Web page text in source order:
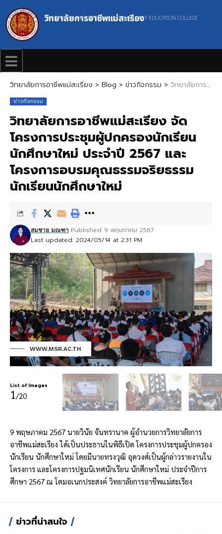
วิทยาลัยการอาชีพแม่สะเรียง
MAESARIANG INDUSTRIAL AND COMMUNITY EDUCATION COLLEGE
วิทยาลัยการอาชีพแม่สะเรียง > Blog > ข่าวกิจกรรม > วิทยาลัยการอาชีพแม่สะเรียง จัดโครงการประชุมผู้ปกครองนักเรียน นักศึกษาใหม่ ประจำปี 2567 และโครงการอบรมคุณธรรมจริยธรรม นักเรียนนักศึกษาใหม่
ข่าวกิจกรรม
วิทยาลัยการอาชีพแม่สะเรียง จัด
โครงการประชุมผู้ปกครองนักเรียน
นักศึกษาใหม่ ประจำปี 2567 และ
โครงการอบรมคุณธรรมจริยธรรม
นักเรียนนักศึกษาใหม่
Last updated: 2024/05/14 at 2:31 PM
สมชาย มณฑา Published 9 พฤษภาคม 2567
WWW.MSR.AC.TH
List of Images
1/20
9 พฤษภาคม 2567 นายวินัย จันทรานาค ผู้อำนวยการวิทยาลัยการ
อาชีพแม่สะเรียง ได้เป็นประธานในพิธีเปิด โครงการประชุมผู้ปกครอง
นักเรียน นักศึกษาใหม่ โดยมีนายทรงวุฒิ อุดวงศ์เป็นผู้กล่าวรายงานใน
โครงการ และโครงการปฐมนิเทศนักเรียน นักศึกษาใหม่ ประจำปีการ
ศึกษา 2567 ณ โดมอเนกประสงค์ วิทยาลัยการอาชีพแม่สะเรียง
ข่าวที่น่าสนใจ